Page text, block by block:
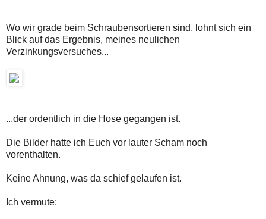
Wo wir grade beim Schraubensortieren sind, lohnt sich ein
Blick auf das Ergebnis, meines neulichen
Verzinkungsversuches...
...der ordentlich in die Hose gegangen ist.
Die Bilder hatte ich Euch vor lauter Scham noch
vorenthalten.
Keine Ahnung, was da schief gelaufen ist.
Ich vermute: